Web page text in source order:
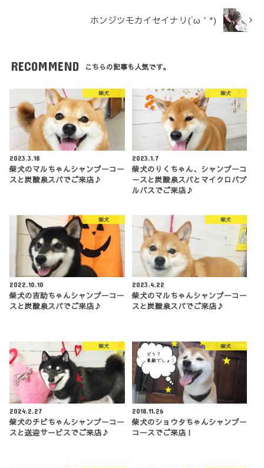
ホンジツモカイセイナリ(´ω｀*)
RECOMMEND こちらの記事も人気です。
柴犬
2023.3.18
柴犬のマルちゃんシャンプーコー
スと炭酸泉スパでご来店♪
柴犬
2023.1.7
柴犬のりくちゃん、シャンプーコ
ースと炭酸泉スパとマイクロバブ
ルバスでご来店♪
柴犬
2022.10.10
柴犬の吉助ちゃんシャンプーコー
スと炭酸泉スパでご来店♪
柴犬
2023.4.22
柴犬のマルちゃんシャンプーコー
スと炭酸泉スパでご来店♪
柴犬
2024.2.27
柴犬のチビちゃんシャンプーコー
スと送迎サービスでご来店♪
柴犬
2018.11.26
柴犬のショウタちゃんシャンプー
コースでご来店！